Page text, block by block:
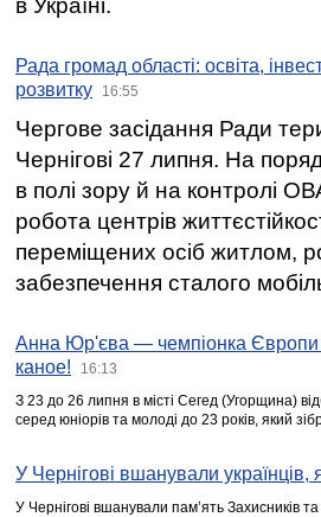
в Україні.
Рада громад області: освіта,
розвитку
16:55
Чергове засідання Ради
Чернігові 27 липня. На
в полі зору й на контролі
робота центрів
переміщених осіб житлом,
забезпечення сталого
Анна Юр'єва — чемпіонка Європи
каное!
16:13
З 23 до 26 липня в місті Сегед (Угорщина)
серед юніорів та молоді до 23 років, який
У Чернігові вшанували українців,
У Чернігові вшанували пам’ять Захисників